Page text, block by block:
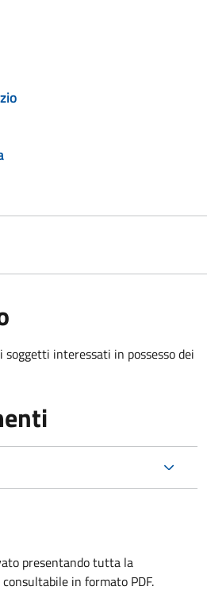
interessati in possesso dei
presentando tutta la
in formato PDF.